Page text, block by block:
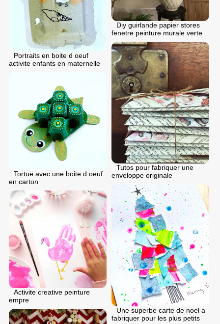
Diy guirlande papier stores
fenetre peinture murale verte
Portraits en boite d oeuf
activite enfants en maternelle
Tutos pour fabriquer une
enveloppe originale
Tortue avec une boite d oeuf
en carton
Une superbe carte de noel a
fabriquer pour les plus petits
Activite creative peinture
empre